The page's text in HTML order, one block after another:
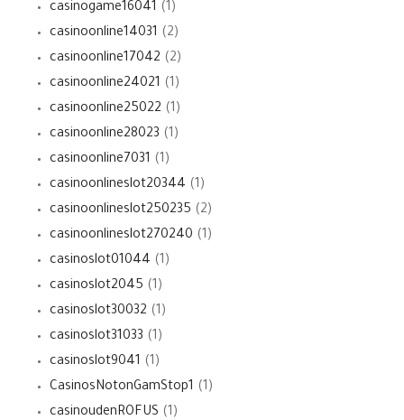
casinogame16041 (1)
casinoonline14031 (2)
casinoonline17042 (2)
casinoonline24021 (1)
casinoonline25022 (1)
casinoonline28023 (1)
casinoonline7031 (1)
casinoonlineslot20344 (1)
casinoonlineslot250235 (2)
casinoonlineslot270240 (1)
casinoslot01044 (1)
casinoslot2045 (1)
casinoslot30032 (1)
casinoslot31033 (1)
casinoslot9041 (1)
CasinosNotonGamStop1 (1)
casinoudenROFUS (1)